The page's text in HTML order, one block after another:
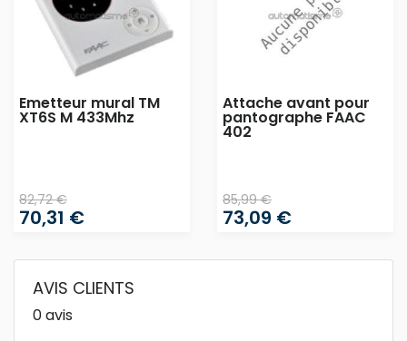
Emetteur mural TM
XT6S M 433Mhz
82,72 €
70,31 €
Attache avant pour
pantographe FAAC
402
85,99 €
73,09 €
AVIS CLIENTS
0 avis